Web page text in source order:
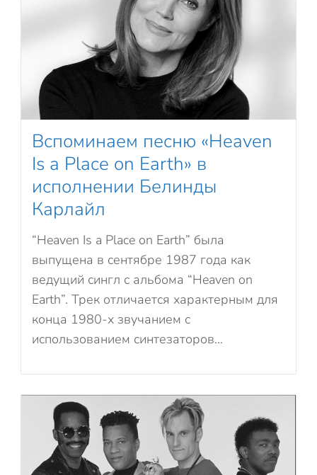
Вспоминаем песню «Heaven
Is a Place on Earth» в
исполнении Белинды
Карлайл
“Heaven Is a Place on Earth” была
выпущена в сентябре 1987 года как
ведущий сингл с альбома “Heaven on
Earth”. Трек отличается характерным для
конца 1980-х звучанием с
использованием синтезаторов...